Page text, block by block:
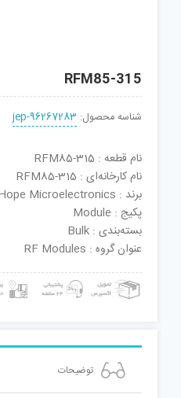
RFM85-315
شناسه محصول: jep-96267283
نام قطعه : RFM85-315
نام کارخانه‌ای : RFM85-315
برند : Hope Microelectronics
پکیج : Module
بسته‌بندی : Bulk
عنوان گروه : RF Modules
توضیحات